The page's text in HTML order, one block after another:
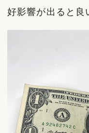
好影響が出ると良